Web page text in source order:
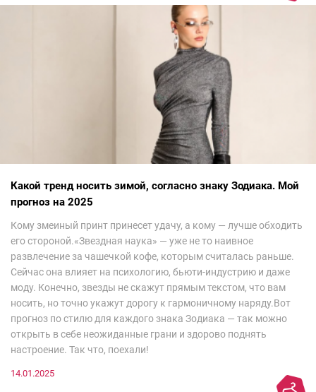
Какой тренд носить зимой, согласно знаку Зодиака. Мой
прогноз на 2025
Кому змеиный принт принесет удачу, а кому — лучше обходить
его стороной.«Звездная наука» — уже не то наивное
развлечение за чашечкой кофе, которым считалась раньше.
Сейчас она влияет на психологию, бьюти-индустрию и даже
моду. Конечно, звезды не скажут прямым текстом, что вам
носить, но точно укажут дорогу к гармоничному наряду.Вот
прогноз по стилю для каждого знака Зодиака — так можно
открыть в себе неожиданные грани и здорово поднять
настроение. Так что, поехали!
14.01.2025